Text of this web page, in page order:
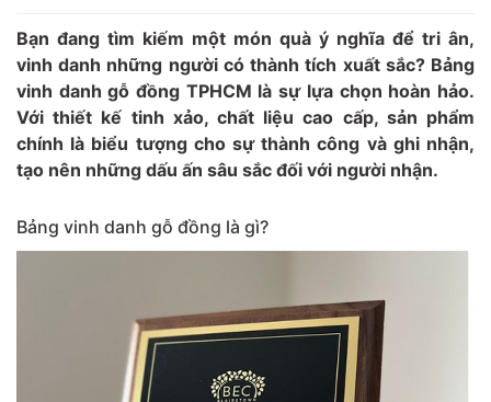
Bạn đang tìm kiếm một món quà ý nghĩa để tri ân,
vinh danh những người có thành tích xuất sắc? Bảng
vinh danh gỗ đồng TPHCM là sự lựa chọn hoàn hảo.
Với thiết kế tinh xảo, chất liệu cao cấp, sản phẩm
chính là biểu tượng cho sự thành công và ghi nhận,
tạo nên những dấu ấn sâu sắc đối với người nhận.
Bảng vinh danh gỗ đồng là gì?